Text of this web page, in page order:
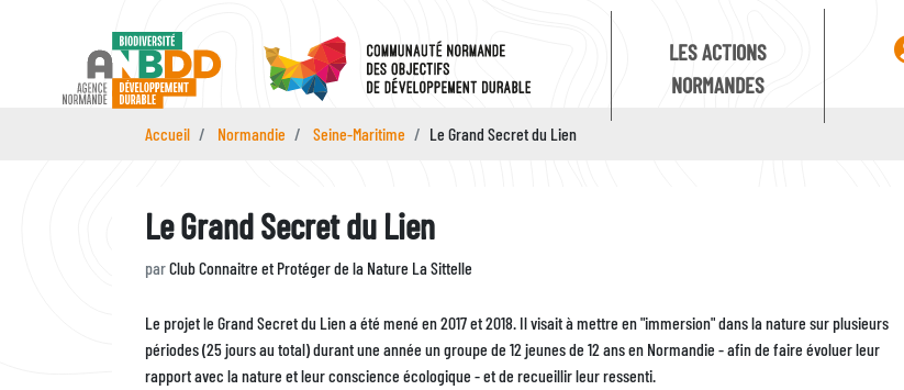
LES ACTIONS
NORMANDES
Accueil Normandie Seine-Maritime Le Grand Secret du Lien
Le Grand Secret du Lien
parClub Connaitre et Protéger de la Nature La Sittelle
Description
Le projet le Grand Secret du Lien a été mené en 2017 et 2018. Il visait à mettre en "immersion" dans la nature sur plusieurs
périodes (25 jours au total) durant une année un groupe de 12 jeunes de 12 ans en Normandie - afin de faire évoluer leur
rapport avec la nature et leur conscience écologique - et de recueillir leur ressenti.